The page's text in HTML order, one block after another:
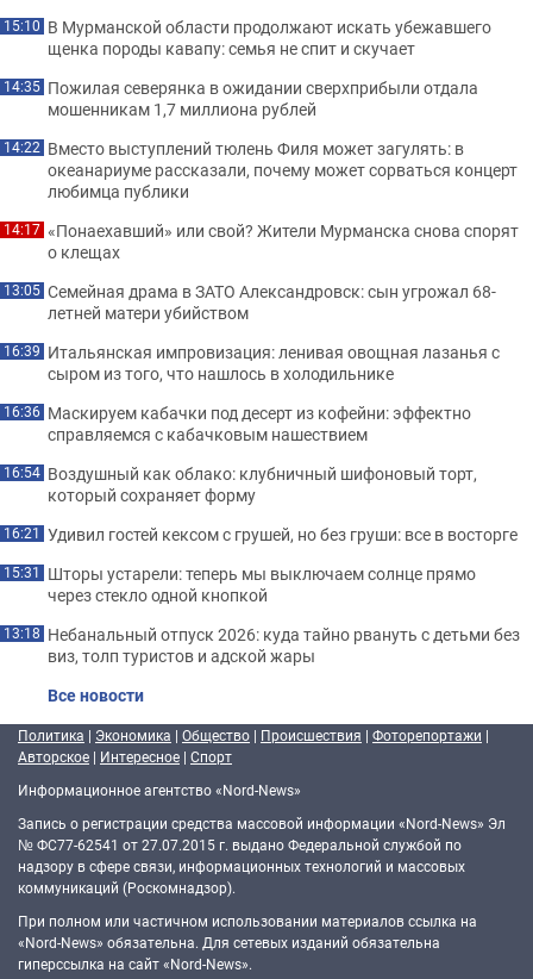
15:10 В Мурманской области продолжают искать убежавшего
щенка породы кавапу: семья не спит и скучает
14:35 Пожилая северянка в ожидании сверхприбыли отдала
мошенникам 1,7 миллиона рублей
14:22 Вместо выступлений тюлень Филя может загулять: в
океанариуме рассказали, почему может сорваться концерт
любимца публики
14:17 «Понаехавший» или свой? Жители Мурманска снова спорят
о клещах
13:05 Семейная драма в ЗАТО Александровск: сын угрожал 68-
летней матери убийством
16:39 Итальянская импровизация: ленивая овощная лазанья с
сыром из того, что нашлось в холодильнике
16:36 Маскируем кабачки под десерт из кофейни: эффектно
справляемся с кабачковым нашествием
16:54 Воздушный как облако: клубничный шифоновый торт,
который сохраняет форму
16:21 Удивил гостей кексом с грушей, но без груши: все в восторге
15:31 Шторы устарели: теперь мы выключаем солнце прямо
через стекло одной кнопкой
13:18 Небанальный отпуск 2026: куда тайно рвануть с детьми без
виз, толп туристов и адской жары
Все новости
Политика | Экономика | Общество | Происшествия | Фоторепортажи |
Авторское | Интересное | Спорт
Информационное агентство «Nord-News»
Запись о регистрации средства массовой информации «Nord-News» Эл
№ ФС77-62541 от 27.07.2015 г. выдано Федеральной службой по
надзору в сфере связи, информационных технологий и массовых
коммуникаций (Роскомнадзор).
При полном или частичном использовании материалов ссылка на
«Nord-News» обязательна. Для сетевых изданий обязательна
гиперссылка на сайт «Nord-News».